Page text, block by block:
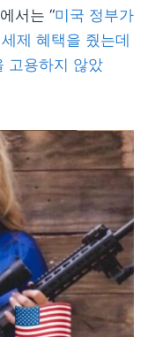
서는 “미국 정부가
제 혜택을 줬는데
고용하지 않았